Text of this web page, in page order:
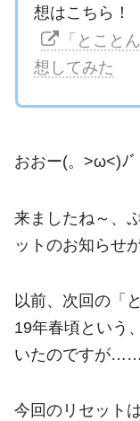
想はこちら！
「とこと
想してみた
おおー(。>ω<)ﾉ
来ましたね～、
ットのお知らせ
以前、次回の「
19年春頃という
いたのですが……
今回のリセット